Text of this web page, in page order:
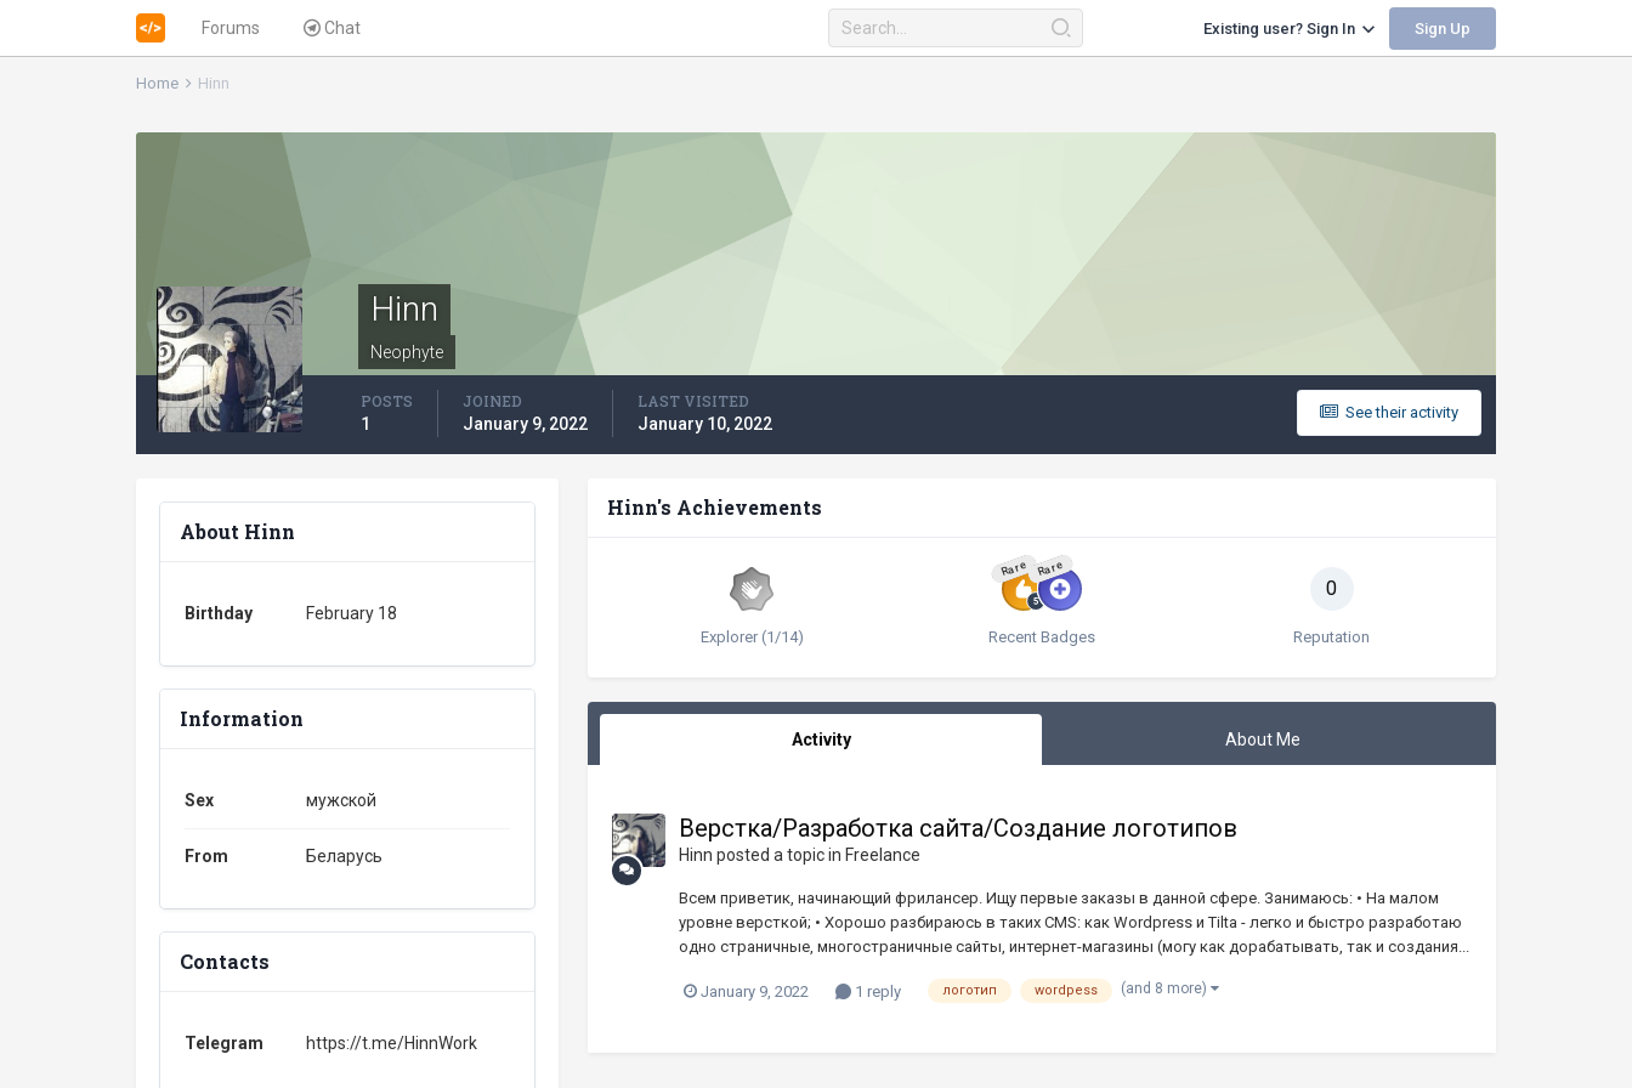
Forums Chat Existing user? Sign In Sign Up
Home Hinn
Hinn
Neophyte
See their activity
POSTS
1
JOINED
January 9, 2022
LAST VISITED
January 10, 2022
About Hinn
Birthday February 18
Information
Sex мужской
From Беларусь
Contacts
Telegram https://t.me/HinnWork
Hinn's Achievements
Explorer (1/14)
Rare Rare
Recent Badges
0
Reputation
Activity About Me
Верстка/Разработка сайта/Создание логотипов
Hinn posted a topic in Freelance
Всем приветик, начинающий фрилансер. Ищу первые заказы в данной сфере. Занимаюсь: • На малом
уровне версткой; • Хорошо разбираюсь в таких CMS: как Wordpress и Tilta - легко и быстро разработаю
одно страничные, многостраничные сайты, интернет-магазины (могу как дорабатывать, так и создания...
January 9, 2022 1 reply логотип wordpess (and 8 more)